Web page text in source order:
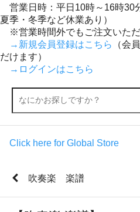
営業日時：平日10時～16時30
夏季・冬季など休業あり）
※営業時間外でもご注文いただ
→新規会員登録はこちら
（会
だけます）
→ログインはこちら
Click here for Global Store
吹奏楽 楽譜